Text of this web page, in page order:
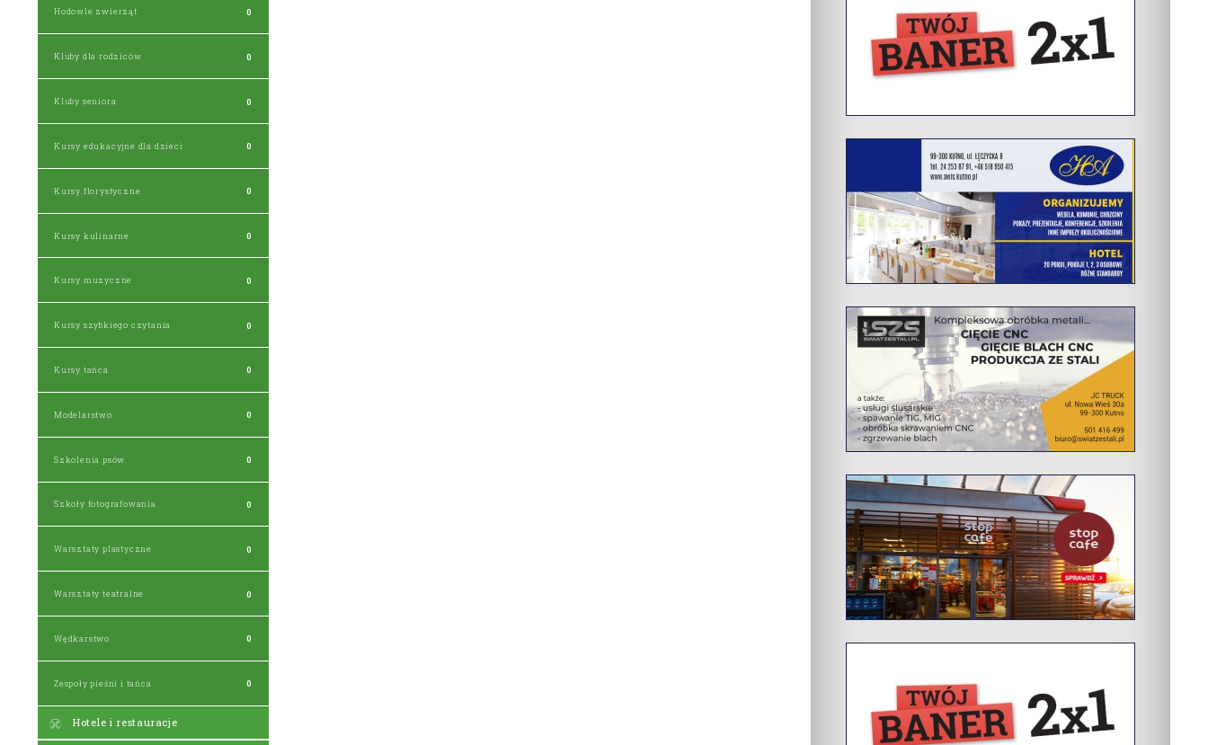
Hodowle zwierząt 0
Kluby dla rodziców 0
Kluby seniora 0
Kursy edukacyjne dla dzieci 0
Kursy florystyczne 0
Kursy kulinarne 0
Kursy muzyczne 0
Kursy szybkiego czytania 0
Kursy tańca 0
Modelarstwo 0
Szkolenia psów 0
Szkoły fotografowania 0
Warsztaty plastyczne 0
Warsztaty teatralne 0
Wędkarstwo 0
Zespoły pieśni i tańca 0
Hotele i restauracje